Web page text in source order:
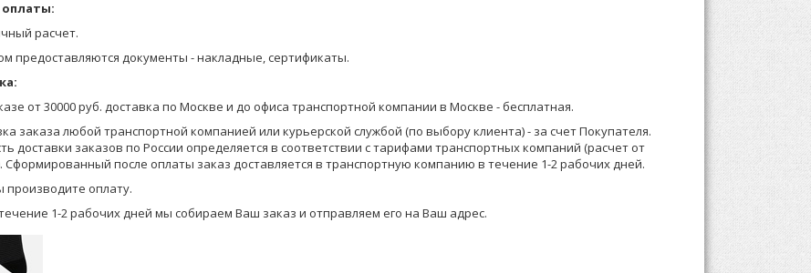
Collection "Fresh Effect"
мягкие мужские носки классического дизайна с небольшим оригинальным рисунком.
достигается инновационной Швейцарской технологией прядения и обработки длинноволокнистого хлопка.
сохраняя сухость и свежесть в течении продолжительного времени независимо от окружающих условий.
анатомическую двубортную резинку, кеттельную зашивку мыска тонкой высокопрочной нейлоновой нитью,
мыска и пятки.
заявку на получение Прайса любым удобным для Вас способом:
на сайте;
позвоните по телефону 8-800-770-03-67 (бесплатно по России), 8(495) 921-13-67 (Москва) или 8 (916) 58-544-58;
высылаем Вам бланки заказа с ценами на электронную почту.
формируете заказ в бланках (в формате Эксель) и отправляете его менеджеру или формируете заказ по телефону.
детали оплаты и доставки, мы предоставляем Вам скидку в зависимости от суммы заказа, Выставляем счет
оплату.
производите оплату.
1-2 рабочих дней мы собираем Ваш заказ и отправляем его на Ваш адрес.
расчет.
предоставляются документы - накладные, сертификаты.
от 30000 руб. доставка по Москве и до офиса транспортной компании в Москве -бесплатная.
заказа любой транспортной компанией или курьерской службой (по выбору клиента) - за счет Покупателя.
доставки заказов по России определяется в соответствии с тарифами транспортных компаний (расчет от
Сформированный после оплаты заказ доставляется в транспортную компанию в течение 1-2 рабочих дней.